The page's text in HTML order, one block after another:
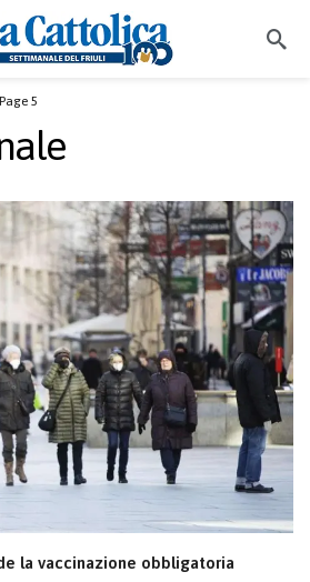
Page 5
la vaccinazione obbligatoria